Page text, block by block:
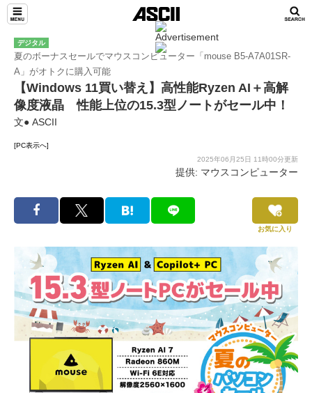
デジタル
夏のボーナスセールでマウスコンピューター「mouse B5-A7A01SR-
A」がオトクに購入可能
【Windows 11買い替え】高性能Ryzen AI＋高解
像度液晶 性能上位の15.3型ノートがセール中！
文● ASCII
[PC表示へ]
2025年06月25日 11時00分更新
提供: マウスコンピューター
お気に入り